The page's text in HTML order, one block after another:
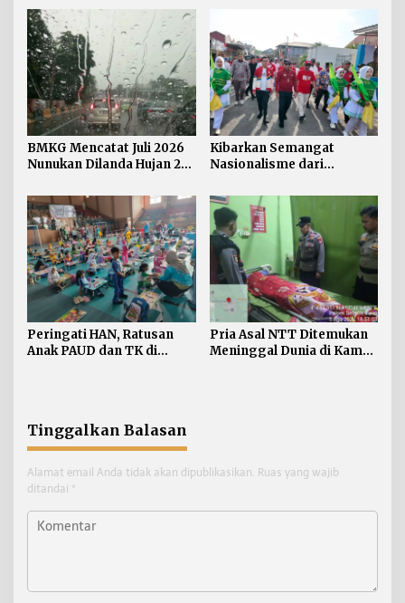
di HUT RI ke-81
BMKG Mencatat Juli 2026
Nunukan Dilanda Hujan 23
Kibarkan Semangat
Nasionalisme dari
Merah Putih 81 Meter
Dibentangkan di Sebatik
Peringati HAN, Ratusan
Anak PAUD dan TK di
Pria Asal NTT Ditemukan
Meninggal Dunia di Kamar
Tinggalkan Balasan
Alamat email Anda tidak akan dipublikasikan. Ruas yang wajib
ditandai *